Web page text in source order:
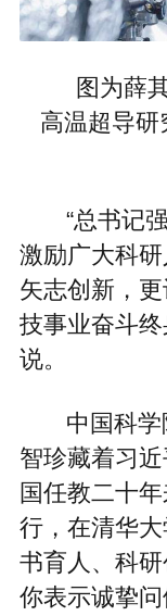
图为薛
高温超导研
“总书记
激励广大科研
矢志创新，
技事业奋斗
说。
中国科
智珍藏着习
国任教二十
行，在清华
书育人、科
你表示诚挚问